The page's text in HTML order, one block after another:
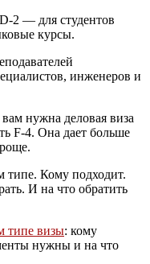
2 — для студентов
курсы.
инженеров и
нужна деловая виза
F-4. Она дает больше
типе. Кому подходит.
И на что обратить
типе визы: кому
нужны и на что